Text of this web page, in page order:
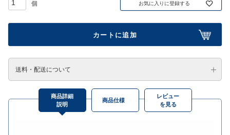
お気に入りに登録する
カートに追加
送料・配送について
商品詳細
説明
商品仕様
レビュー
を見る